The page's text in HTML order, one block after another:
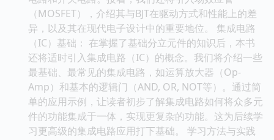
（MOSFET），介绍其与BJT在驱动方式和性能上的差
异，以及其在现代电子设计中的重要地位。 集成电路
（IC）基础： 在掌握了基础分立元件的知识后，本书
还将适时引入集成电路（IC）的概念。我们将介绍一些
最基础、最常见的集成电路，如运算放大器（Op-
Amp）和基本的逻辑门（AND, OR, NOT等）。通过简
单的应用示例，让读者初步了解集成电路如何将众多元
件的功能集成于一体，实现更复杂的功能。这为后续学
习更高级的集成电路应用打下基础。 学习方法与实践